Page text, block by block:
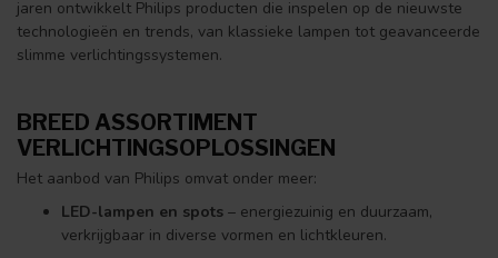
jaren ontwikkelt Philips producten die inspelen op de nieuwste
technologieën en trends, van klassieke lampen tot geavanceerde
slimme verlichtingssystemen.
BREED ASSORTIMENT
VERLICHTINGSOPLOSSINGEN
Het aanbod van Philips omvat onder meer:
LED-lampen en spots – energiezuinig en duurzaam,
verkrijgbaar in diverse vormen en lichtkleuren.